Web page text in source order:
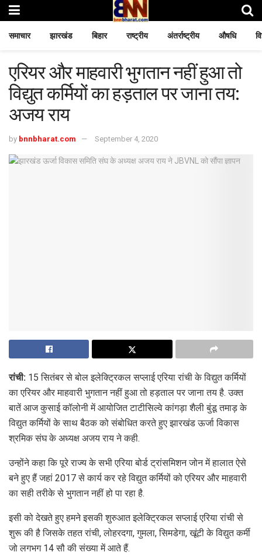
समाचार झारखंड बिहार राष्ट्रीय अंतर्राष्ट्रीय औषधि
एरियर और माहवारी भुगतान नहीं हुआ तो
विद्युत कर्मियों का हड़ताल पर जाना तय:
अजय राय
by bnnbharat.com September 4, 2020
रांची: 15 सितंबर से बोल इलेक्ट्रिकल सप्लाई एरिया रांची के विद्युत कर्मियों
का एरियर और माहवारी भुगतान नहीं हुआ तो हड़ताल पर जाना तय है. उक्त
बातें आज कुसाई कॉलोनी में आयोजित टाटीसिल्वे कांगड़ा शैली बुंडू तमाड़ के
विद्युत कर्मियों के साथ बैठक को संबोधित करते हुए झारखंड ऊर्जा विकास
श्रमिक संघ के अध्यक्ष अजय राय ने कही.
उन्होंने कहा कि पूरे राज्य के सभी एरिया बोर्ड ट्रांसमिशन जोन में हालात ऐसे
बने हुए हैं जहां 2017 से कार्य कर रहे विद्युत कर्मियों को एरियर और माहवारी
का सही तरीके से भुगतान नहीं हो पा रहा है.
इसी को देखते हुए हमने इसकी शुरुआत इलेक्ट्रिकल सप्लाई एरिया रांची से
शुरू की है जिसके तहत रांची, लोहरदगा, गुमला, सिमडेगा, खूंटी के विद्युत कर्मी
जो लगभग 14 सौ की संख्या में आते हैं.